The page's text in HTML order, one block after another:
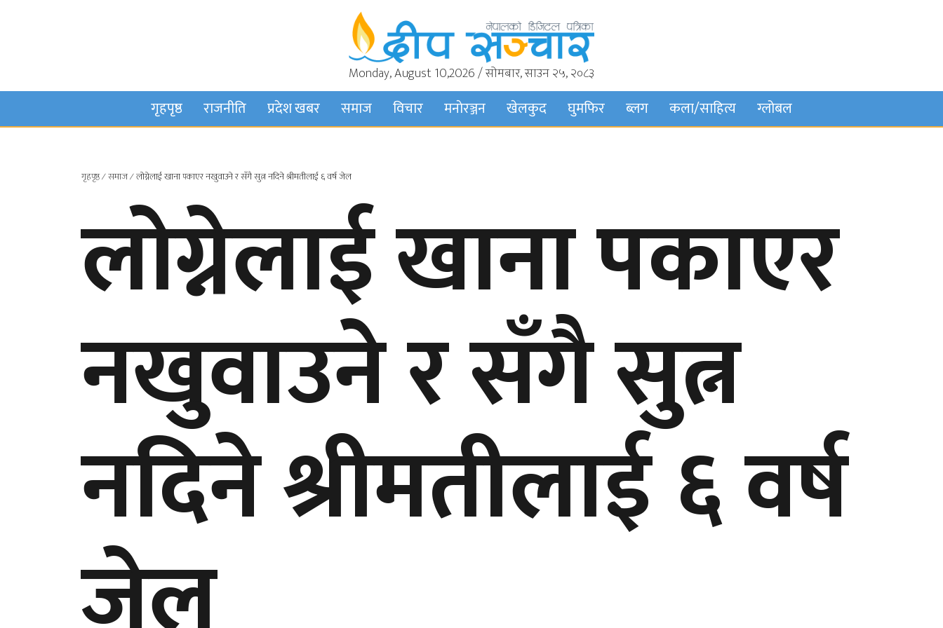
Monday, August 10,2026 / सोमबार, साउन २५, २०८३
गृहपृष्ठ राजनीति प्रदेश खबर समाज विचार मनाेरञ्जन खेलकुद घुमफिर ब्लग कला/साहित्य ग्लोबल
गृहपृष्ठ∕समाज∕लोग्नेलाई खाना पकाएर नखुवाउने र सँगै सुत्न नदिने श्रीमतीलाई ६ वर्ष जेल
लोग्नेलाई खाना पकाएर
नखुवाउने र सँगै सुत्न
नदिने श्रीमतीलाई ६ वर्ष